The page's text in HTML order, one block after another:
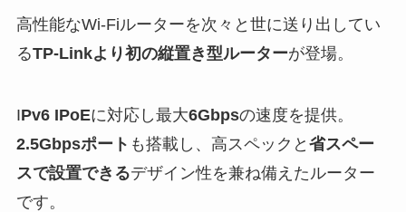
高性能なWi-Fiルーターを次々と世に送り出してい
るTP-Linkより初の縦置き型ルーターが登場。
IPv6 IPoEに対応し最大6Gbpsの速度を提供。
2.5Gbpsポート も搭載し、高スペックと 省スペー
スで設置できるデザイン性を兼ね備えたルーター
です。